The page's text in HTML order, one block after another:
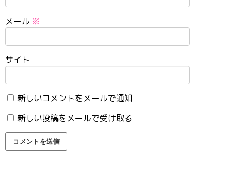
メール ※
サイト
新しいコメントをメールで通知
新しい投稿をメールで受け取る